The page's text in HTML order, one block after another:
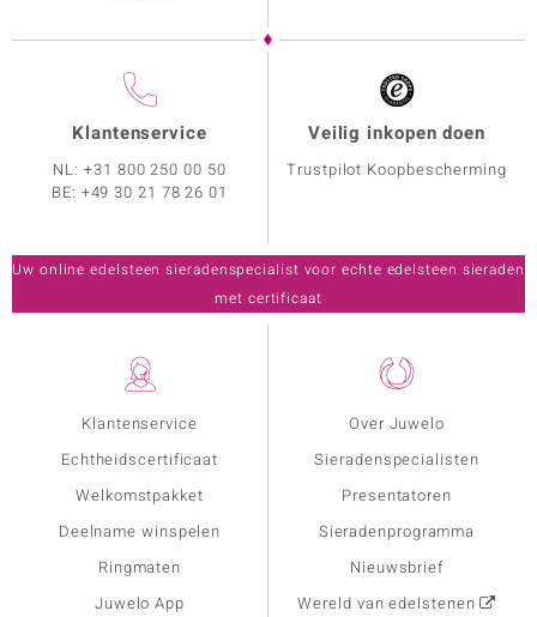
Klantenservice
Echtheidscertificaat
Welkomstpakket
Deelname winspelen
Ringmaten
Juwelo App
Over Juwelo
Sieradenspecialisten
Presentatoren
Sieradenprogramma
Nieuwsbrief
Wereld van edelstenen
Klantenservice
NL:+31 800 250 00 50
BE: +49 30 21 78 26 01
Veilig inkopen doen
Trustpilot Koopbescherming
Uw online edelsteen sieradenspecialist voor echte edelsteen sieraden
met certificaat